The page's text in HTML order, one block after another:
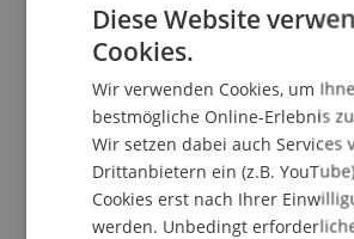
School/Professur:
Studienverwaltung
Architektur
Kontakt
Diese Website
Cookies.
Wir verwenden Cookies, um
bestmögliche Online-Erlebnis
Wir setzen dabei auch Services
Drittanbietern ein (z.B.
Cookies erst nach Ihrer
werden. Unbedingt